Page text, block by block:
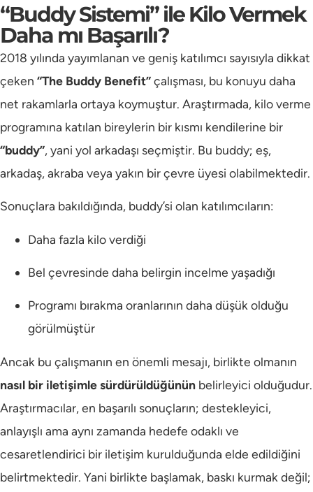
“Buddy Sistemi” ile Kilo Vermek
Daha mı Başarılı?
2018 yılında yayımlanan ve geniş katılımcı sayısıyla dikkat
çeken “The Buddy Benefit”çalışması, bu konuyu daha
net rakamlarla ortaya koymuştur. Araştırmada, kilo verme
programına katılan bireylerin bir kısmı kendilerine bir
“buddy”, yani yol arkadaşı seçmiştir. Bu buddy; eş,
arkadaş, akraba veya yakın bir çevre üyesi olabilmektedir.
Sonuçlara bakıldığında, buddy’si olan katılımcıların:
Daha fazla kilo verdiği
Bel çevresinde daha belirgin incelme yaşadığı
Programı bırakma oranlarının daha düşük olduğu
görülmüştür
Ancak bu çalışmanın en önemli mesajı, birlikte olmanın
nasıl bir iletişimle sürdürüldüğünün belirleyici olduğudur.
Araştırmacılar, en başarılı sonuçların; destekleyici,
anlayışlı ama aynı zamanda hedefe odaklı ve
cesaretlendirici bir iletişim kurulduğunda elde edildiğini
belirtmektedir. Yani birlikte başlamak, baskı kurmak değil;